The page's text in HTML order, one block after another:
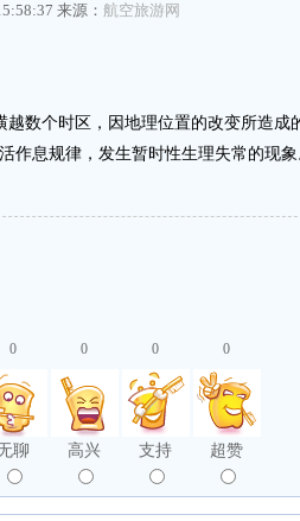
来源： 航空旅游网
越数个时区，因地理位置的改变所造成
作息规律，发生暂时性生理失常的现象
0
聊
0
高兴
0
支持
0
超赞